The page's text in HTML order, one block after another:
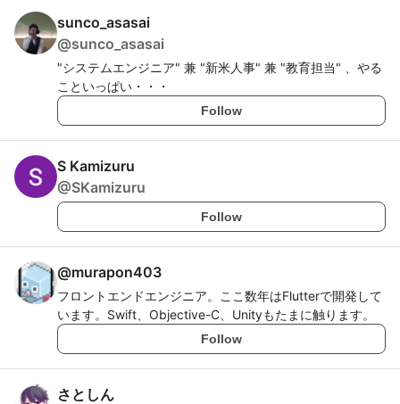
sunco_asasai
@sunco_asasai
"システムエンジニア" 兼 "新米人事" 兼 "教育担当" 、やる
こといっぱい・・・
Follow
S Kamizuru
@SKamizuru
Follow
@murapon403
フロントエンドエンジニア。ここ数年はFlutterで開発して
います。Swift、Objective-C、Unityもたまに触ります。
Follow
さとしん